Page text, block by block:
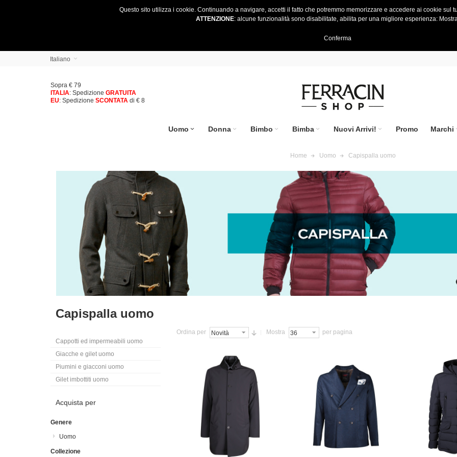
Questo sito utilizza i cookie. Continuando a navigare, accetti il fatto che potremmo memorizzare e accedere ai cookie sul
ATTENZIONE: alcune funzionalità sono disabilitate, abilita per una migliore esperienza:
Conferma
Italiano
Sopra € 79
ITALIA: Spedizione GRATUITA
EU: Spedizione SCONTATA di € 8
Uomo Donna Bimbo Bimba Nuovi Arrivi! Promo Marchi
Home Uomo Capispalla uomo
Capispalla uomo
Ordina per Mostra
per pagina
Cappotti ed impermeabili uomo
Giacche e gilet uomo
Piumini e giacconi uomo
Gilet imbottiti uomo
Acquista per
Genere
Uomo
Collezione